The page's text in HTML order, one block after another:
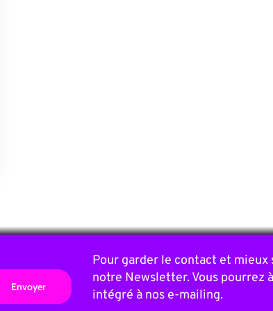
Pour garder le contact et mieux
notre Newsletter. Vous pourrez
intégré à nos e-mailing.